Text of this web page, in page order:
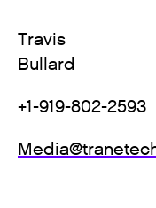
Travis
+1-919-802-2593